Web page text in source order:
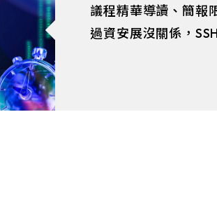
議程精華導讀、簡報
過資安展沒關係，